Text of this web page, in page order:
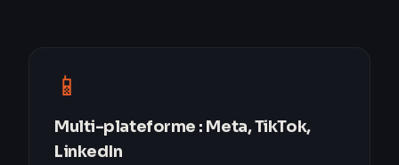
📱
Multi-plateforme : Meta, TikTok,
LinkedIn